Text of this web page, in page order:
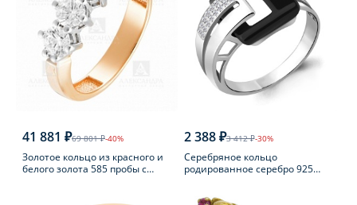
41 881 ₽69 801 ₽-40%
Золотое кольцо из красного и
белого золота 585 пробы с
2 388 ₽3 412 ₽-30%
Серебряное кольцо
родированное серебро 925